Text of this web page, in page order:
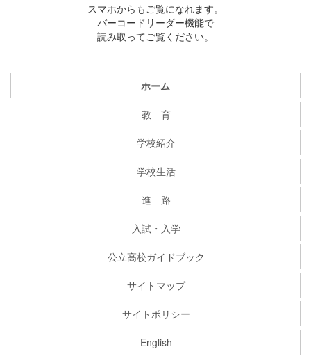
スマホからもご覧になれます。
バーコードリーダー機能で
読み取ってご覧ください。
ホーム
教 育
学校紹介
学校生活
進 路
入試・入学
公立高校ガイドブック
サイトマップ
サイトポリシー
English